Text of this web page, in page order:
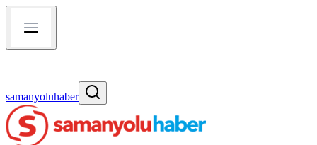
samanyoluhaber